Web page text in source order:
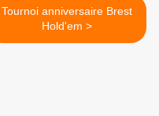
Tournoi anniversaire Brest
Hold'em >